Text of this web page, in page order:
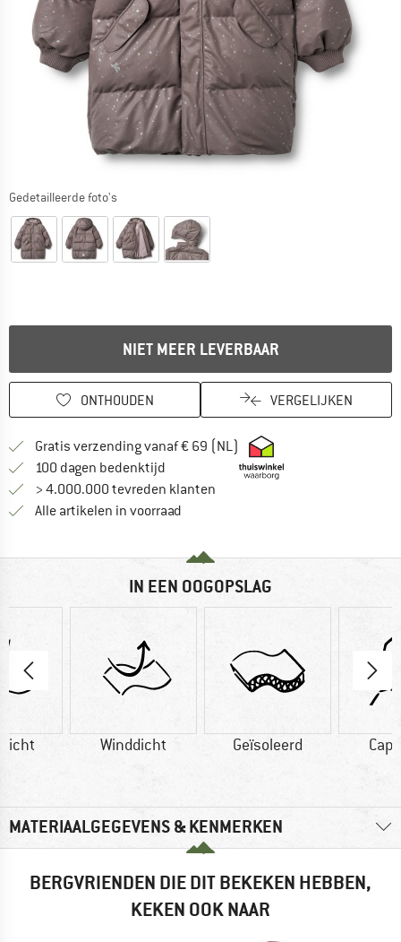
Gedetailleerde foto's
NIET MEER LEVERBAAR
ONTHOUDEN VERGELIJKEN
Gratis verzending vanaf € 69 (NL) Vind hier de
100 dagen bedenktijd Vind de betalingsinformatie hier!
> 4.000.000 tevreden klanten
Alle artikelen in voorraad
IN EEN OOGOPSLAG
Winddicht Geïsoleerd
MATERIAALGEGEVENS & KENMERKEN
BERGVRIENDEN DIE DIT BEKEKEN HEBBEN,
KEKEN OOK NAAR